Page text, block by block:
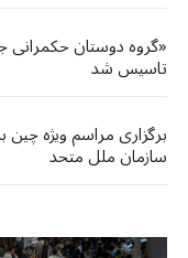
«گروه دوستان حکمرانی
تاسیس شد
برگزاری مراسم ویژه
سازمان ملل متحد